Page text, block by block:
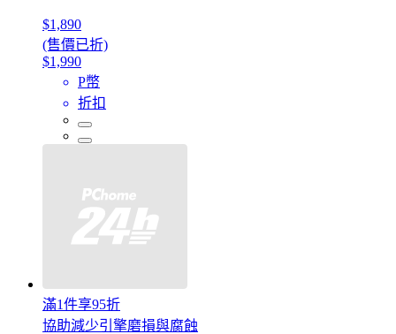
$1,890
(售價已折)
$1,990
P幣
折扣
滿1件享95折
協助減少引擎磨損與腐蝕